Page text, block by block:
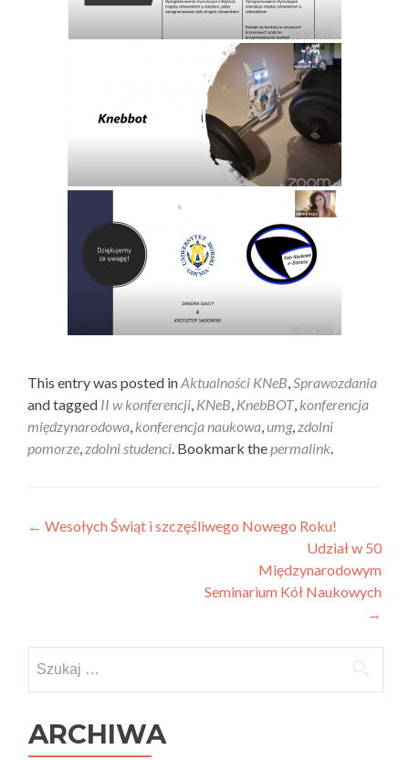
This entry was posted inAktualności KNeB,Sprawozdania
and tagged II w konferencji, KNeB, KnebBOT, konferencja
międzynarodowa, konferencja naukowa,umg,zdolni
pomorze,zdolni studenci. Bookmark thepermalink.
Post
← Wesołych Świąt i szczęśliwego Nowego Roku!
Udział w 50
Międzynarodowym
Seminarium Kół Naukowych
→
ARCHIWA